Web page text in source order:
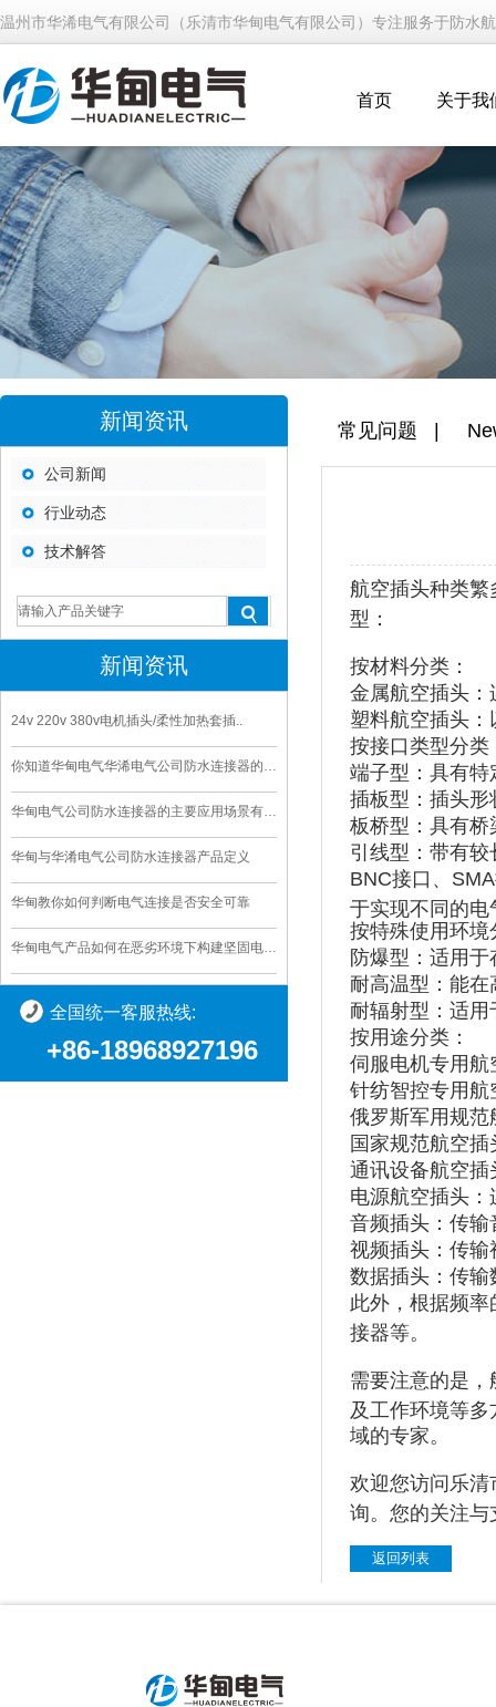
温州市华浠电气有限公司（乐清市华甸电气有限公司）专注服务于防水
首页 关于我
新闻资讯
公司新闻
行业动态
技术解答
新闻资讯
24v 220v 380v电机插头/柔性加热套插..
你知道华甸电气华浠电气公司防水连接器的寿命是多久
华甸电气公司防水连接器的主要应用场景有哪些
华甸与华淆电气公司防水连接器产品定义
华甸教你如何判断电气连接是否安全可靠
华甸电气产品如何在恶劣环境下构建坚固电气连接
全国统一客服热线:
+86-18968927196
常见问题
航空插头种类
型：
按材料分类：
金属航空插头
塑料航空插头
按接口类型分类
端子型：具有
插板型：插头
板桥型：具有
引线型：带有
BNC接口、
于实现不同的电
按特殊使用环境
防爆型：适用
耐高温型：能
耐辐射型：适
按用途分类：
伺服电机专用
针纺智控专用
俄罗斯军用规
国家规范航空
通讯设备航空
电源航空插头
音频插头：传输
视频插头：传输
数据插头：传输
此外，根据频
接器等。
需要注意的是
及工作环境等
域的专家。
欢迎您访问乐
询。您的关注与
返回列表